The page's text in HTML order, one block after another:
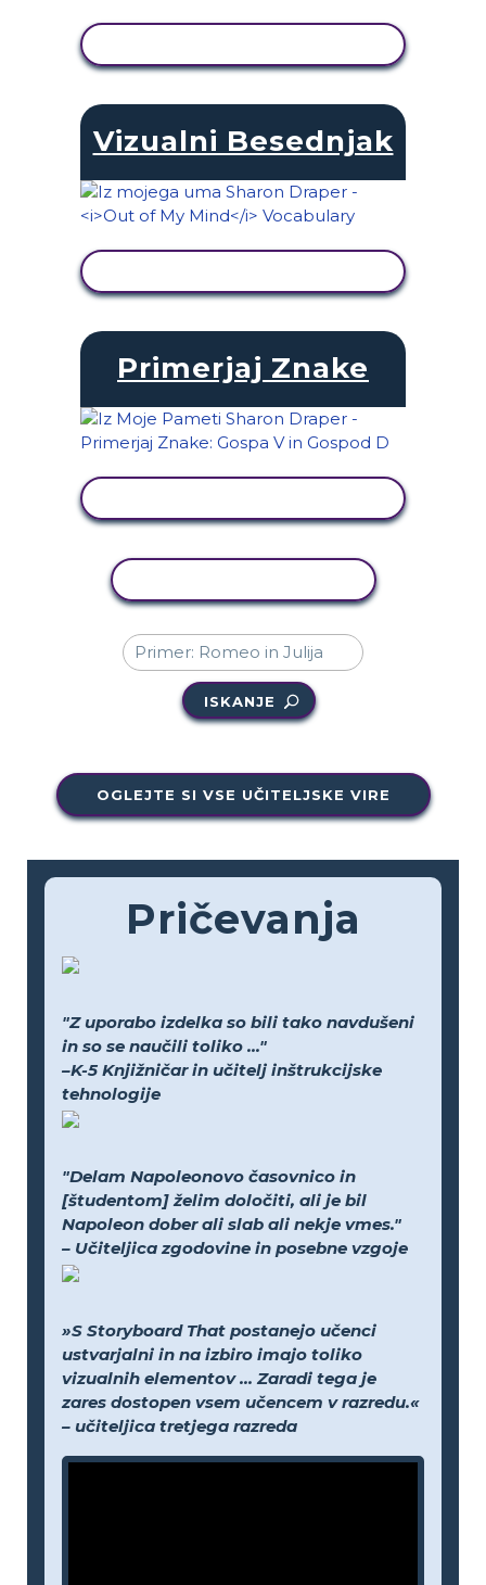
Vizualni Besednjak
Primerjaj Znake
ISKANJE
OGLEJTE SI VSE UČITELJSKE VIRE
Pričevanja
"Z uporabo izdelka so bili tako navdušeni
in so se naučili toliko ..."
–K-5 Knjižničar in učitelj inštrukcijske
tehnologije
"Delam Napoleonovo časovnico in
[študentom] želim določiti, ali je bil
Napoleon dober ali slab ali nekje vmes."
– Učiteljica zgodovine in posebne vzgoje
»S Storyboard That postanejo učenci
ustvarjalni in na izbiro imajo toliko
vizualnih elementov ... Zaradi tega je
zares dostopen vsem učencem v razredu.«
– učiteljica tretjega razreda